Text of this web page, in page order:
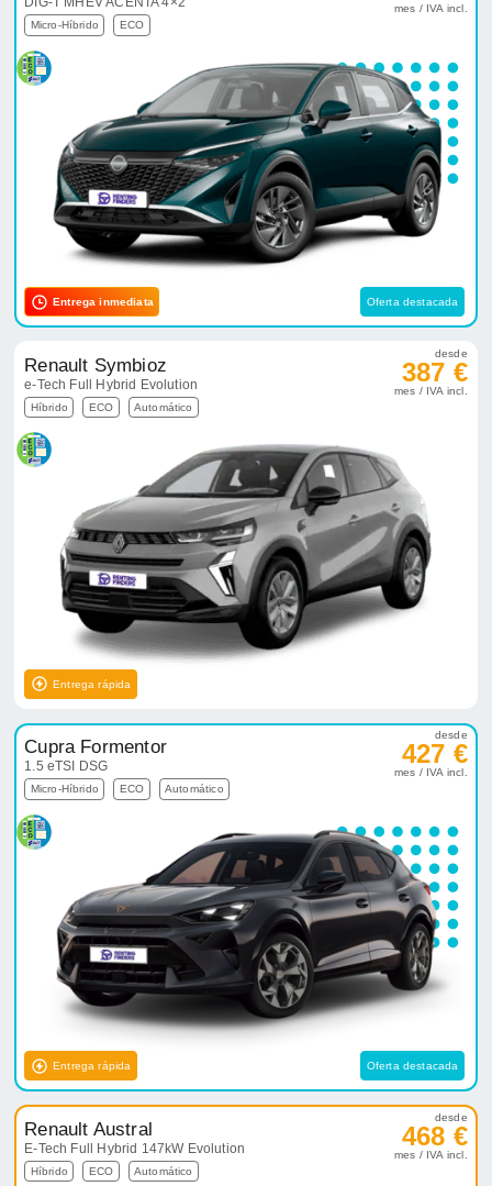
Micro-Híbrido ECO
mes / IVA incl.
Entrega inmediata Oferta destacada
Renault Symbioz
e-Tech Full Hybrid Evolution
Híbrido ECO Automático
desde
387 €
mes / IVA incl.
Entrega rápida
Cupra Formentor
1.5 eTSI DSG
Micro-Híbrido ECO Automático
desde
427 €
mes / IVA incl.
Entrega rápida Oferta destacada
Renault Austral
E-Tech Full Hybrid 147kW Evolution
Híbrido ECO Automático
desde
468 €
mes / IVA incl.